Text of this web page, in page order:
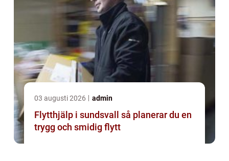
03 augusti 2026 admin
Flytthjälp i sundsvall så planerar du en
trygg och smidig flytt